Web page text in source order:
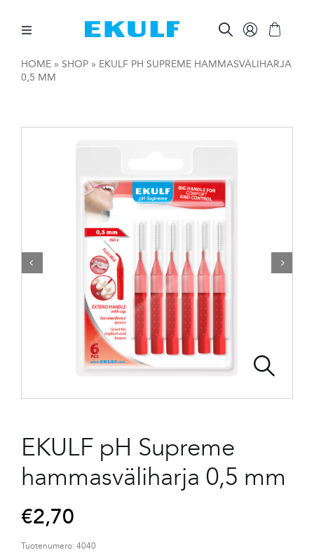
contentToggle
Navigation
HAMMASVÄLIT
HAMPAIDEN HARJAAMINEN
AMMATTILAISILLE
HOME» SHOP» EKULF PH SUPREME HAMMASVÄLIHARJA
0,5 MM
 
EKULF pH Supreme
hammasväliharja 0,5 mm
€2,70
Tuotenumero:4040